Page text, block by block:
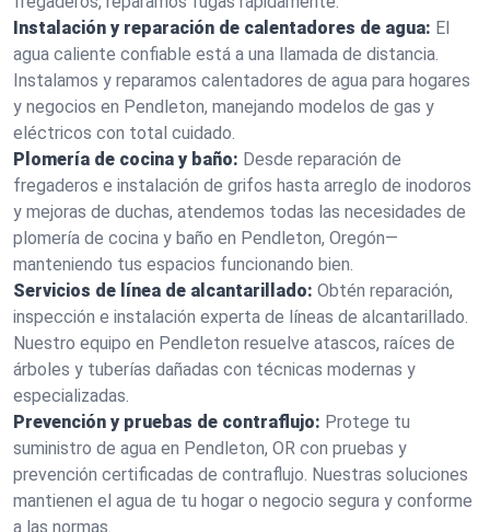
Instalación y reparación de calentadores de agua: El
agua caliente confiable está a una llamada de distancia.
Instalamos y reparamos calentadores de agua para hogares
y negocios en Pendleton, manejando modelos de gas y
eléctricos con total cuidado.
Plomería de cocina y baño: Desde reparación de
fregaderos e instalación de grifos hasta arreglo de inodoros
y mejoras de duchas, atendemos todas las necesidades de
plomería de cocina y baño en Pendleton, Oregón—
manteniendo tus espacios funcionando bien.
Servicios de línea de alcantarillado: Obtén reparación,
inspección e instalación experta de líneas de alcantarillado.
Nuestro equipo en Pendleton resuelve atascos, raíces de
árboles y tuberías dañadas con técnicas modernas y
especializadas.
Prevención y pruebas de contraflujo: Protege tu
suministro de agua en Pendleton, OR con pruebas y
prevención certificadas de contraflujo. Nuestras soluciones
mantienen el agua de tu hogar o negocio segura y conforme
a las normas.